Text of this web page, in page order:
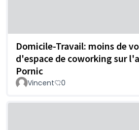
Domicile-Travail: moins de
d'espace de coworking sur
Pornic
Vincent 0